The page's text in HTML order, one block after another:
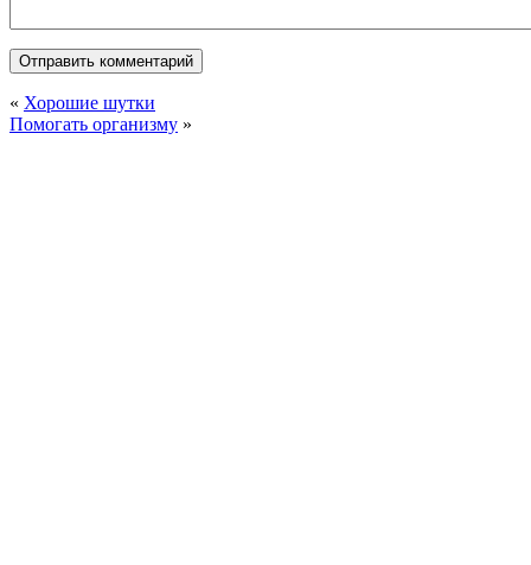
« Хорошие шутки
Помогать организму »